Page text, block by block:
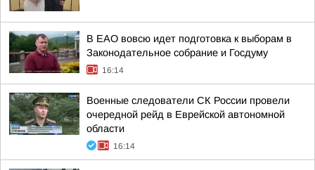
В ЕАО вовсю идет подготовка к выборам в
Законодательное собрание и Госдуму
16:14
Военные следователи СК России провели
очередной рейд в Еврейской автономной
области
16:14